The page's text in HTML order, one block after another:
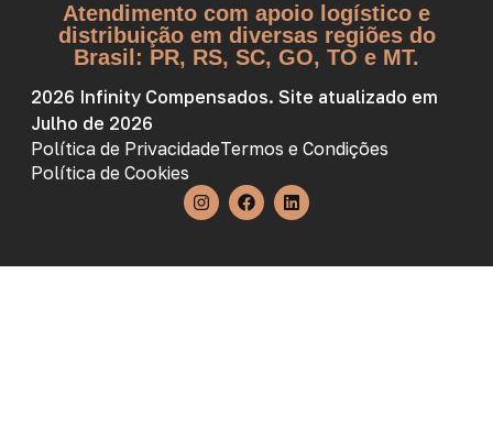
Atendimento com apoio logístico e
distribuição em diversas regiões do
Brasil: PR, RS, SC, GO, TO e MT.
2026 Infinity Compensados. Site atualizado em
Julho de 2026
Política de PrivacidadeTermos e Condições
Política de Cookies